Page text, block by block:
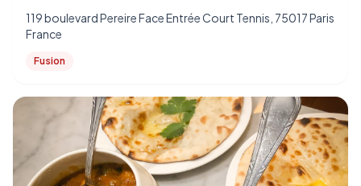
119 boulevard Pereire Face Entrée Court Tennis, 75017 Paris
France
Fusion